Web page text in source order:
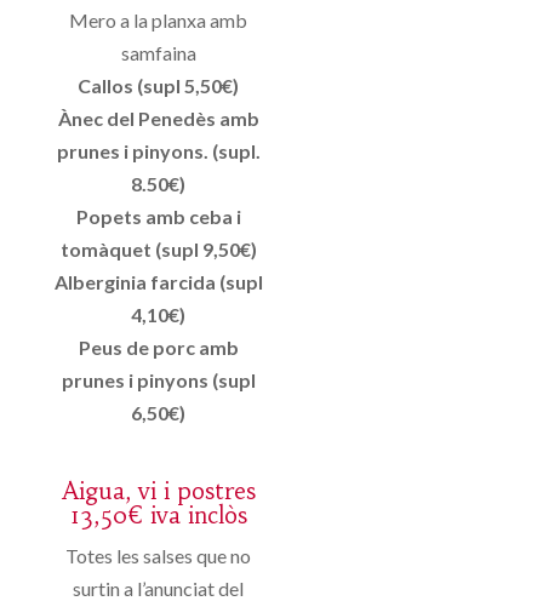
Mero a la planxa amb
samfaina
Callos (supl 5,50€)
Ànec del Penedès amb
prunes i pinyons. (supl.
8.50€)
Popets amb ceba i
tomàquet (supl 9,50€)
Alberginia farcida (supl
4,10€)
Peus de porc amb
prunes i pinyons (supl
6,50€)
Aigua, vi i postres
13,50€ iva inclòs
Totes les salses que no
surtin a l’anunciat del